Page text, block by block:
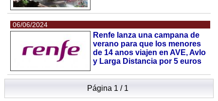
06/06/2024
Renfe lanza una campana de
verano para que los menores
de 14 anos viajen en AVE, Avlo
y Larga Distancia por 5 euros
Página 1 / 1